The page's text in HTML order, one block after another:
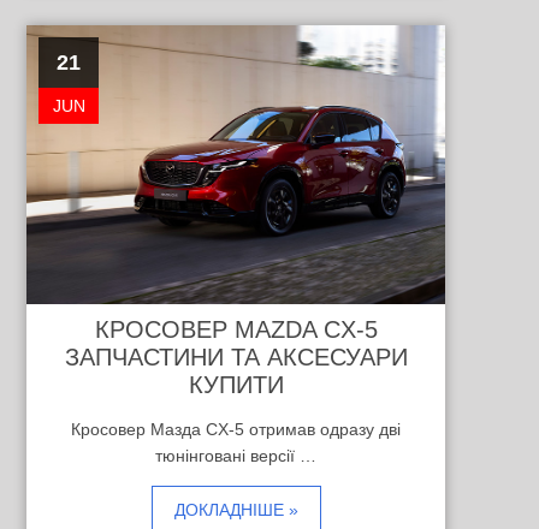
21
JUN
КРОСОВЕР MAZDA CX-5
ЗАПЧАСТИНИ ТА АКСЕСУАРИ
КУПИТИ
Кросовер Мазда CX-5 отримав одразу дві
тюнінговані версії …
ДОКЛАДНІШЕ »